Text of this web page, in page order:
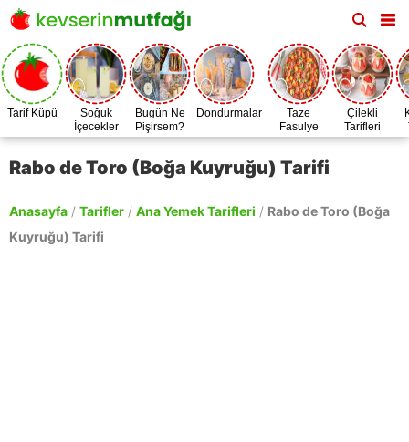
Tarif Küpü
Soğuk
İçecekler
Bugün Ne
Pişirsem?
Dondurmalar
Taze
Fasulye
Zamanı
Çilekli
Tarifleri
Rabo de Toro (Boğa Kuyruğu) Tarifi
Anasayfa / Tarifler / Ana Yemek Tarifleri / Rabo de Toro (Boğa
Kuyruğu) Tarifi